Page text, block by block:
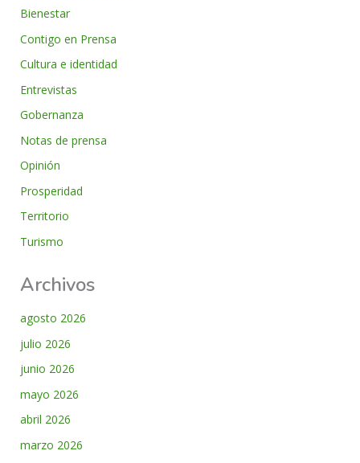
Bienestar
Contigo en Prensa
Cultura e identidad
Entrevistas
Gobernanza
Notas de prensa
Opinión
Prosperidad
Territorio
Turismo
Archivos
agosto 2026
julio 2026
junio 2026
mayo 2026
abril 2026
marzo 2026